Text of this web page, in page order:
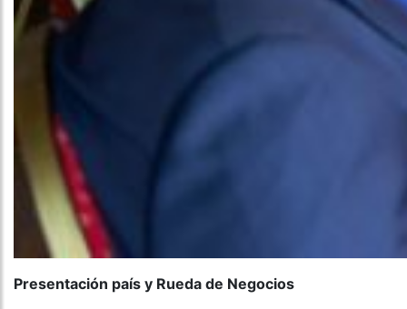
Presentación país y Rueda de Negocios